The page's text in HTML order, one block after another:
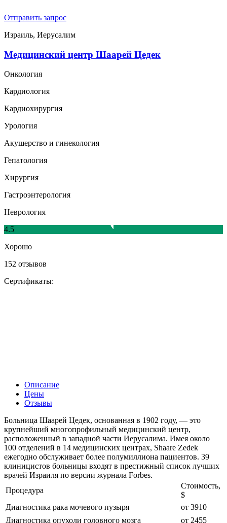
Отправить запрос
Израиль, Иерусалим
Медицинский центр Шаарей Цедек
Онкология
Кардиология
Кардиохирургия
Урология
Акушерство и гинекология
Гепатология
Хирургия
Гастроэнтерология
Неврология
4.5
Хорошо
152 отзывов
Сертификаты:
Описание
Цены
Отзывы
Больница Шаарей Цедек, основанная в 1902 году, — это
крупнейший многопрофильный медицинский центр,
расположенный в западной части Иерусалима. Имея около
100 отделений в 14 медицинских центрах, Shaare Zedek
ежегодно обслуживает более полумиллиона пациентов. 39
клиницистов больницы входят в престижный список лучших
врачей Израиля по версии журнала Forbes.
Процедура
Стоимость,
$
Диагностика рака мочевого пузыря
от 3910
Диагностика опухоли головного мозга
от 2455